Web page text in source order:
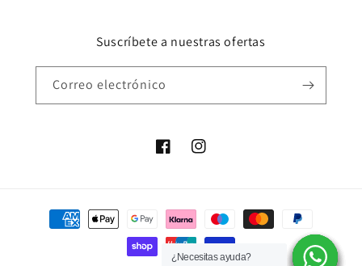
Suscríbete a nuestras ofertas
Correo electrónico
FacebookInstagram
Formas
¿Necesitas ayuda?
¿Necesitas ayuda?
¿Necesitas ayuda?
¿Necesitas ayuda?
¿Necesitas ayuda?
¿Necesitas ayuda?